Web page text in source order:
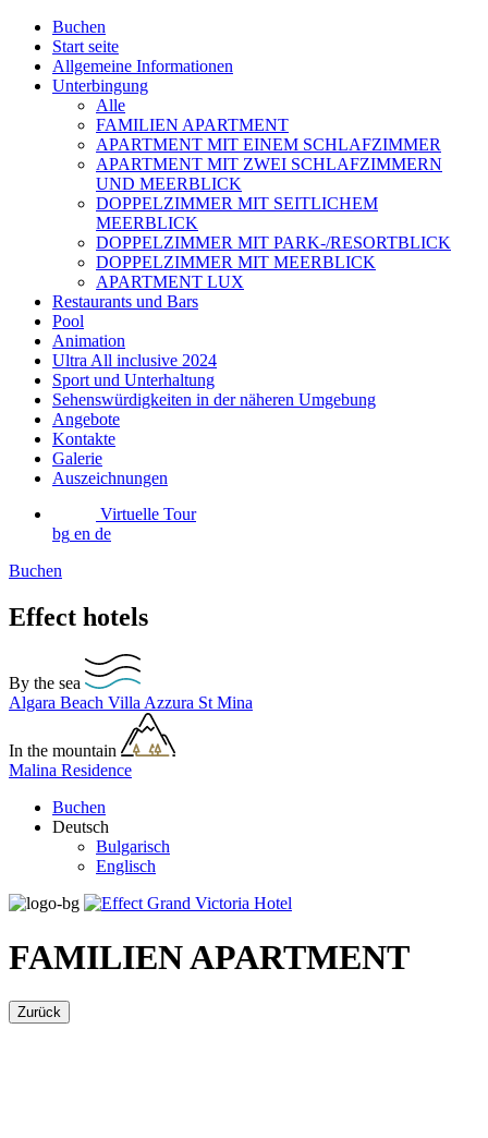
Buchen
Start seite
Allgemeine Informationen
Unterbingung
Alle
FAMILIEN APARTMENT
APARTMENT MIT EINEM SCHLAFZIMMER
APARTMENT MIT ZWEI SCHLAFZIMMERN
UND MEERBLICK
DOPPELZIMMER MIT SEITLICHEM
MEERBLICK
DOPPELZIMMER MIT PARK-/RESORTBLICK
DOPPELZIMMER MIT MEERBLICK
APARTMENT LUX
Restaurants und Bars
Pool
Animation
Ultra All inclusive 2024
Sport und Unterhaltung
Sehenswürdigkeiten in der näheren Umgebung
Angebote
Kontakte
Galerie
Auszeichnungen
Virtuelle Tour
bg en de
Buchen
Effect hotels
By the sea
Algara Beach Villa Azzura St Mina
In the mountain
Malina Residence
Buchen
Deutsch
Bulgarisch
Englisch
FAMILIEN APARTMENT
Zurück